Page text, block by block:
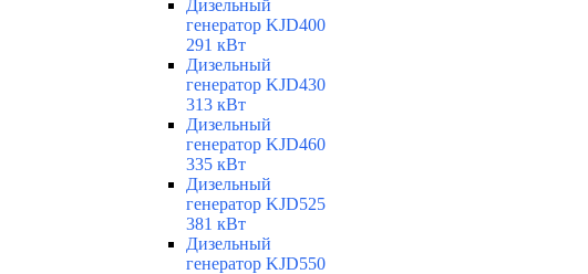
Дизельный
генератор KJD400
291 кВт
Дизельный
генератор KJD430
313 кВт
Дизельный
генератор KJD460
335 кВт
Дизельный
генератор KJD525
381 кВт
Дизельный
генератор KJD550